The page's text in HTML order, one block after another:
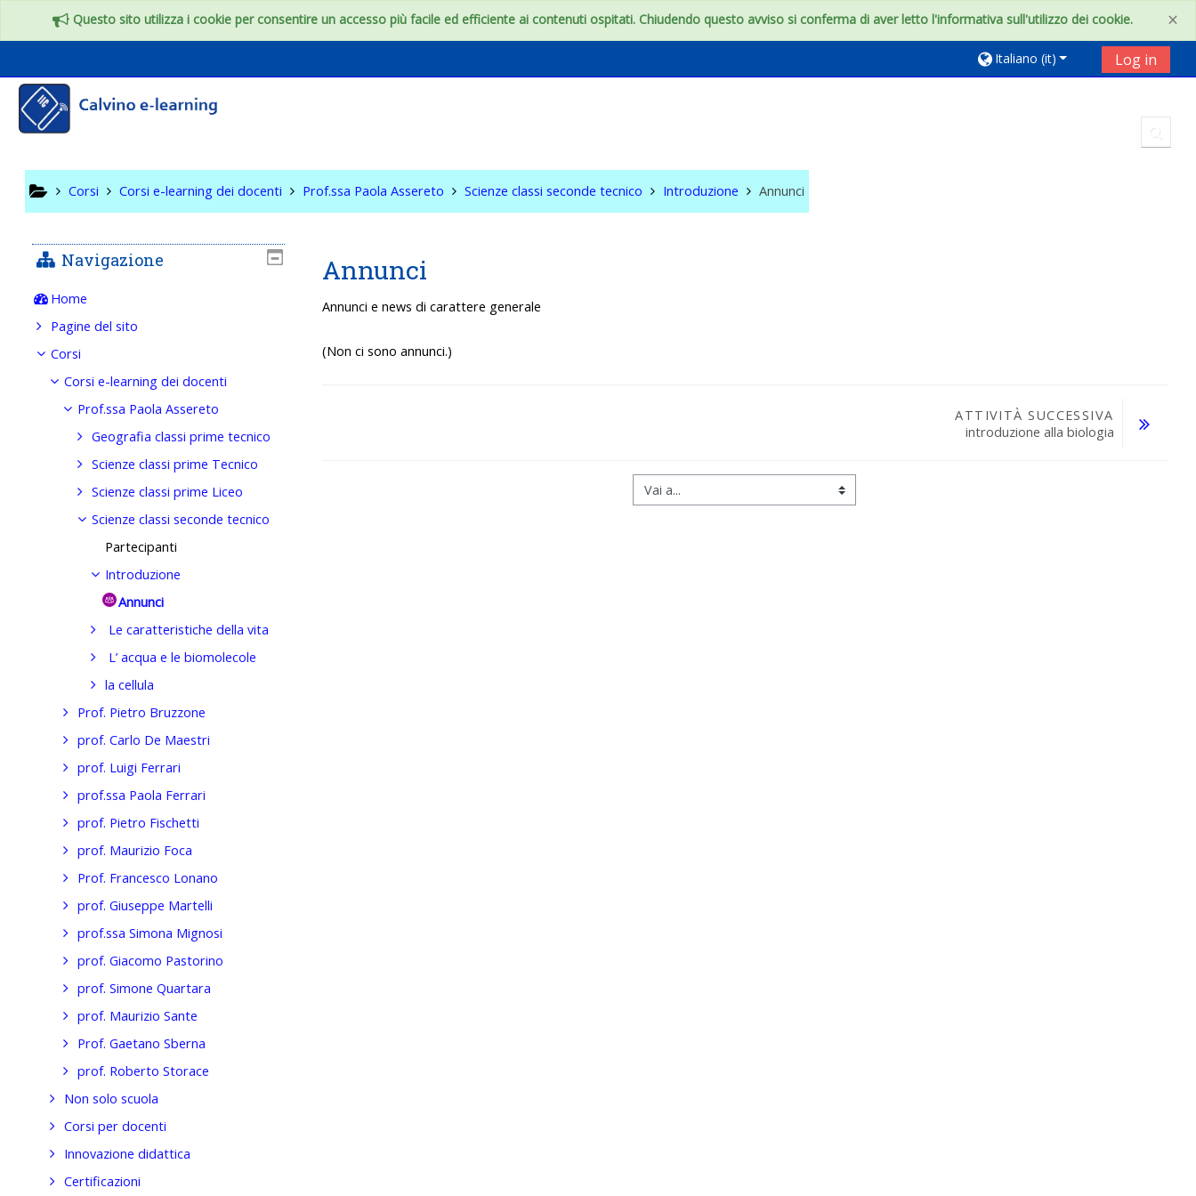
×
Questo sito utilizza i cookie per consentire un accesso più facile ed efficiente ai contenuti ospitati. Chiudendo questo avviso si conferma di aver letto l'informativa sull'utilizzo dei cookie.
Italiano ‎(it)‎ Log in
Corsi Corsi e-learning dei docenti Prof.ssa Paola Assereto Scienze classi seconde tecnico Introduzione Annunci
Annunci
Annunci e news di carattere generale
(Non ci sono annunci.)
ATTIVITÀ SUCCESSIVA
introduzione alla biologia
Navigazione
Home
Pagine del sito
Corsi
Corsi e-learning dei docenti
Prof.ssa Paola Assereto
Geografia classi prime tecnico
Scienze classi prime Tecnico
Scienze classi prime Liceo
Scienze classi seconde tecnico
Partecipanti
Introduzione
Annunci
Le caratteristiche della vita
L’ acqua e le biomolecole
la cellula
Prof. Pietro Bruzzone
prof. Carlo De Maestri
prof. Luigi Ferrari
prof.ssa Paola Ferrari
prof. Pietro Fischetti
prof. Maurizio Foca
Prof. Francesco Lonano
prof. Giuseppe Martelli
prof.ssa Simona Mignosi
prof. Giacomo Pastorino
prof. Simone Quartara
prof. Maurizio Sante
Prof. Gaetano Sberna
prof. Roberto Storace
Non solo scuola
Corsi per docenti
Innovazione didattica
Certificazioni